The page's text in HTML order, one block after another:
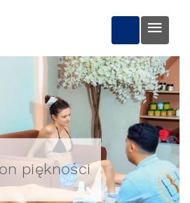
REZERWUJ
piękności